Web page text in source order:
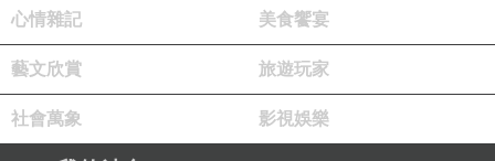
陸游《偶復採菊縫枕囊悽然有感二首》（其一）
採得黃花作枕囊，曲屏深幌閟幽香。
看更多回應
心情雜記 美食饗宴
藝文欣賞 旅遊玩家
社會萬象 影視娛樂